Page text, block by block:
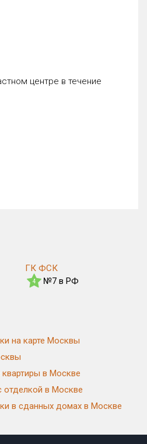
центре в течение
ГК ФСК
4 №7 в РФ
на карте Москвы
в Москве
отделкой в Москве
в сданных домах в Москве